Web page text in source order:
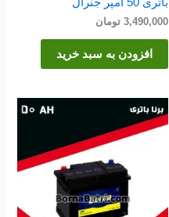
3,490,000 تومان
افزودن به سبد خرید